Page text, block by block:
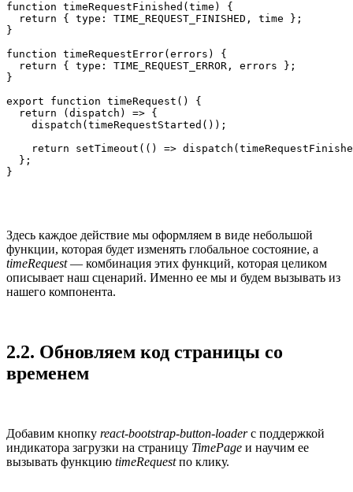
function timeRequestFinished(time) {
  return { type: TIME_REQUEST_FINISHED, time };
}
function timeRequestError(errors) {
  return { type: TIME_REQUEST_ERROR, errors };
}
export function timeRequest() {
  return (dispatch) => {
    dispatch(timeRequestStarted());
return setTimeout(() =>
  };
}
Здесь каждое действие мы оформляем в виде небольшой
функции, которая будет изменять глобальное состояние, а
timeRequest— комбинация этих функций, которая целиком
описывает наш сценарий. Именно ее мы и будем вызывать из
нашего компонента.
2.2. Обновляем код страницы со
временем
Добавим кнопку react-bootstrap-button-loaderс поддержкой
индикатора загрузки на страницу TimePage и научим ее
вызывать функцию timeRequestпо клику.